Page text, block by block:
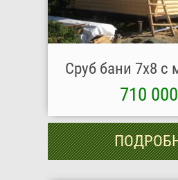
Сруб бани 7х8 с
710 000